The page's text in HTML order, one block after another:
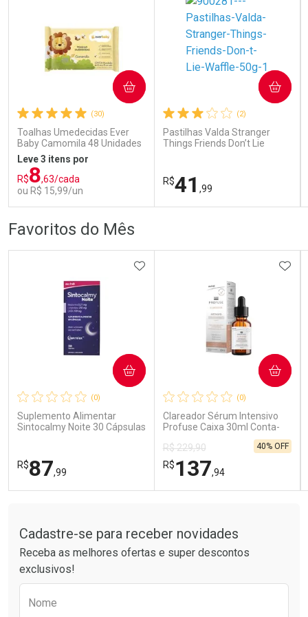
Comprar sem Desconto
Por R$ 110,99/cada
Comprar sem Desconto
Por R$ 110,99/cada
Comprar sem Desconto
Por R$ 70,79/cada
Comprar sem Desconto
Por R$ 70,79/cada
(30)
Toalhas Umedecidas Ever
Baby Camomila 48 Unidades
Leve 3 itens por
R$8,63/cada
ou R$ 15,99/un
COMPRAR
Comprar sem Desconto
Por R$ 15,99/cada
Por Menos
Comprar sem Desconto
Por R$ 15,99/cada
(2)
Pastilhas Valda Stranger
Things Friends Don’t Lie
R$41 ,99
COMPRAR
Comprar sem Desconto
Por R$ 41,99/cada
Por Menos
Comprar sem Desconto
Por R$ 41,99/cada
Favoritos do Mês
(0)
Suplemento Alimentar
Sintocalmy Noite 30 Cápsulas
R$87,99
ADICIONAR AOS FAVORITOS
COMPRAR
Laboratório
Por Menos
(0)
Clareador Sérum Intensivo
Profuse Caixa 30ml Conta-
R$ 229,90
R$137,94
40% OFF
COMPRAR
Laboratório
Por Menos
Cadastre-se para receber novidades
Receba as melhores ofertas e super descontos
exclusivos!
Nome